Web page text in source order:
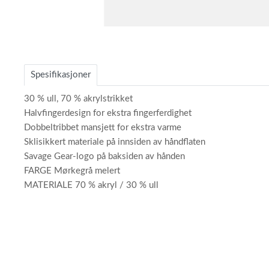
of
Spesifikasjoner
30 % ull, 70 % akrylstrikket
Halvfingerdesign for ekstra fingerferdighet
Dobbeltribbet mansjett for ekstra varme
Sklisikkert materiale på innsiden av håndflaten
Savage Gear-logo på baksiden av hånden
FARGE Mørkegrå melert
MATERIALE 70 % akryl / 30 % ull